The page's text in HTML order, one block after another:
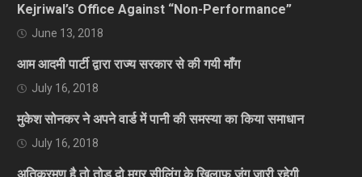
Kejriwal’s Office Against “Non-Performance”
June 13, 2018
आम आदमी पार्टी द्वारा राज्य सरकार से की गयी माँग
July 16, 2018
मुकेश सोनकर ने अपने वार्ड में पानी की समस्या का किया समाधान
July 16, 2018